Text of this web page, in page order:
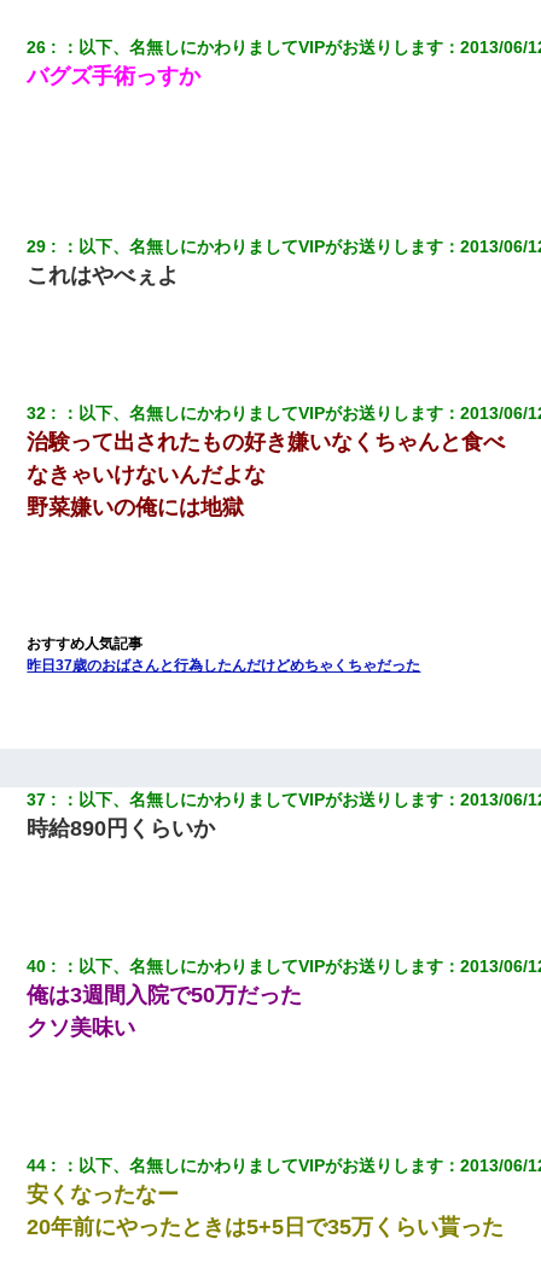
26 ： 以下、名無しにかわりましてVIPがお送りします ：2013/06/
バグズ手術っすか
29 ： 以下、名無しにかわりましてVIPがお送りします ：2013/06/
これはやべぇよ
32 ： 以下、名無しにかわりましてVIPがお送りします ：2013/06/
治験って出されたもの好き嫌いなくちゃんと食べ
なきゃいけないんだよな
野菜嫌いの俺には地獄
昨日37歳のおばさんと行為したんだけどめちゃくちゃだった
37 ： 以下、名無しにかわりましてVIPがお送りします ：2013/06/
時給890円くらいか
40 ： 以下、名無しにかわりましてVIPがお送りします ：2013/06/
俺は3週間入院で50万だった
クソ美味い
44 ： 以下、名無しにかわりましてVIPがお送りします ：2013/06/
安くなったなー
20年前にやったときは5+5日で35万くらい貰った